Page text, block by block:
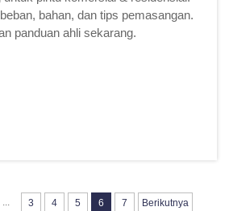
bahan, dan tips pemasangan.
panduan ahli sekarang.
... 3 4 5 6 7 Berikutnya